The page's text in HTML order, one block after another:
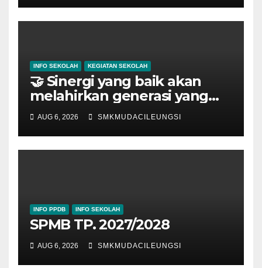
INFO SEKOLAH KEGIATAN SEKOLAH
🤝 Sinergi yang baik akan
melahirkan generasi yang
hebat.
AUG 6, 2026 SMKMUDACILEUNGSI
INFO PPDB INFO SEKOLAH
SPMB TP. 2027/2028
AUG 6, 2026 SMKMUDACILEUNGSI